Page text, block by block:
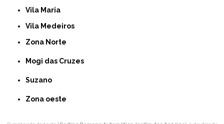
Vila Maria
Vila Medeiros
Zona Norte
Mogi das Cruzes
Suzano
Zona oeste